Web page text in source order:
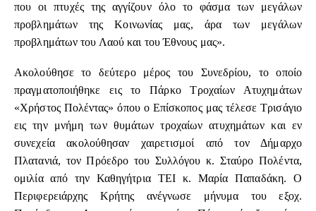
που οι πτυχές της αγγίζουν όλο το φάσμα των μεγάλων
προβλημάτων της Κοινωνίας μας, άρα των μεγάλων
προβλημάτων του Λαού και του Έθνους μας».
Ακολούθησε το δεύτερο μέρος του Συνεδρίου, το οποίο
πραγματοποιήθηκε εις το Πάρκο Τροχαίων Ατυχημάτων
«Χρήστος Πολέντας» όπου ο Επίσκοπος μας τέλεσε Τρισάγιο
εις την μνήμη των θυμάτων τροχαίων ατυχημάτων και εν
συνεχεία ακολούθησαν χαιρετισμοί από τον Δήμαρχο
Πλατανιά, τον Πρόεδρο του Συλλόγου κ. Σταύρο Πολέντα,
ομιλία από την Καθηγήτρια ΤΕΙ κ. Μαρία Παπαδάκη. Ο
Περιφερειάρχης Κρήτης ανέγνωσε μήνυμα του εξοχ.